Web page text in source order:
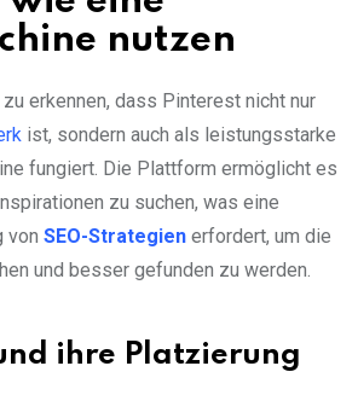
nutzen
erkennen, dass Pinterest nicht nur
ist, sondern auch als leistungsstarke
fungiert. Die Plattform ermöglicht es
zu suchen, was eine
von SEO-Strategien erfordert, um die
und besser gefunden zu werden.
ihre Platzierung